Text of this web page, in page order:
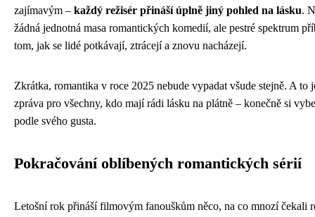
zajímavým – každý režisér přináší úplně jiný pohled na lásku.
žádná jednotná masa romantických komedií, ale pestré spektrum
tom, jak se lidé potkávají, ztrácejí a znovu nacházejí.
Zkrátka, romantika v roce 2025 nebude vypadat všude stejně. A to
zpráva pro všechny, kdo mají rádi lásku na plátně – konečně si
podle svého gusta.
Pokračování oblíbených romantických sérií
Letošní rok přináší filmovým fanouškům něco, na co mnozí čekali